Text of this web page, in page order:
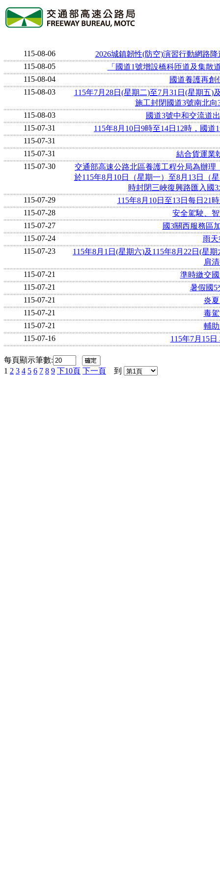
115-08-06
2026城鎮韌性(防空)演習行動網路
115-08-05
「國道1號增設橋科匝道及集
115-08-04
國道養護再創
115-08-03
115年7月28日(星期二)至7月31日(星期五)
施工封閉國道3號南北
115-08-03
國道3號中和交流道
115-07-31
115年8月10日9時至14日12時，國
115-07-31
115-07-31
結合貨運業
115-07-30
交通部高速公路北區養護工程分局為辦
於115年8月10日（星期一）至8月13日（
時封閉三峽復興路匯入國
115-07-29
115年8月10日至13日每日21
115-07-28
安全駕駛、
115-07-27
國3關西服務區
115-07-24
雨
115-07-23
115年8月1日(星期六)及115年8月22日(星
肩
115-07-21
準時繳交
115-07-21
暑假國5
115-07-21
炎
115-07-21
毒
115-07-21
輔
115-07-16
115年7月15
每頁顯示筆數:
1 2 3 4 5 6 7 8 9 下10頁 下一頁 到